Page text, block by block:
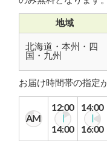
地域
北海道・本州・四
国・九州
お届け時間帯の指定
AM
12:00
14:00
14:00
16:00